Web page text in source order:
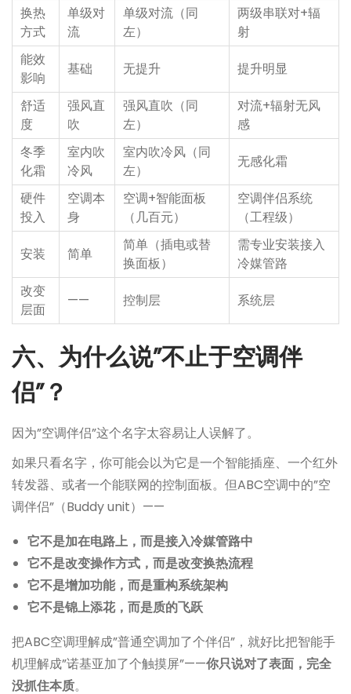
换热
方式
单级对
流
单级对流（同
左）
两级串联对+辐
射
能效
影响
基础 无提升 提升明显
舒适
度
强风直
吹
强风直吹（同
左）
对流+辐射无风
感
冬季
化霜
室内吹
冷风
室内吹冷风（同
左）
无感化霜
硬件
投入
空调本
身
空调+智能面板
（几百元）
空调伴侣系统
（工程级）
安装 简单
简单（插电或替
换面板）
需专业安装接入
冷媒管路
改变
层面
—— 控制层 系统层
六、为什么说”不止于空调伴
侣”？
因为”空调伴侣”这个名字太容易让人误解了。
如果只看名字，你可能会以为它是一个智能插座、一个红外
转发器、或者一个能联网的控制面板。但ABC空调中的”空
调伴侣”（Buddy unit）——
它不是加在电路上，而是接入冷媒管路中
它不是改变操作方式，而是改变换热流程
它不是增加功能，而是重构系统架构
它不是锦上添花，而是质的飞跃
把ABC空调理解成”普通空调加了个伴侣”，就好比把智能手
机理解成”诺基亚加了个触摸屏”——你只说对了表面，完全
没抓住本质。